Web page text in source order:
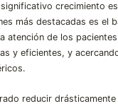
crecimiento
más destacadas es el
atención de los
y eficientes, y
reducir